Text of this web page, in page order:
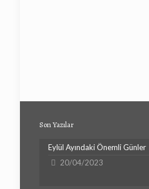
Son Yazılar
Eylül Ayındaki Önemli Günler
20/04/2023